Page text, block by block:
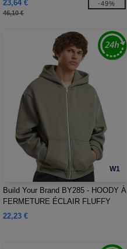
23,64 €
46,10 €
-49%
W1
Build Your Brand BY285 - HOODY À
FERMETURE ÉCLAIR FLUFFY
22,23 €